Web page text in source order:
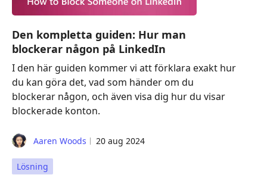
Den kompletta guiden: Hur man
blockerar någon på LinkedIn
I den här guiden kommer vi att förklara exakt hur
du kan göra det, vad som händer om du
blockerar någon, och även visa dig hur du visar
blockerade konton.
Aaren Woods 20 aug 2024
Lösning